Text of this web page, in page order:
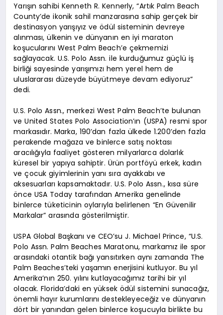
Yarışın sahibi Kenneth R. Kennerly, “Artık Palm Beach
County’de ikonik sahil manzarasına sahip gerçek bir
destinasyon yarışıyız ve ödül sisteminin devreye
alınması, ülkenin ve dünyanın en iyi maraton
koşucularını West Palm Beach’e çekmemizi
sağlayacak. U.S. Polo Assn. ile kurduğumuz güçlü iş
birliği sayesinde yarışımızı hem yerel hem de
uluslararası düzeyde büyütmeye devam ediyoruz”
dedi.
U.S. Polo Assn., merkezi West Palm Beach’te bulunan
ve United States Polo Association’ın (USPA) resmi spor
markasıdır. Marka, 190’dan fazla ülkede 1.200’den fazla
perakende mağaza ve binlerce satış noktası
aracılığıyla faaliyet gösteren milyarlarca dolarlık
küresel bir yapıya sahiptir. Ürün portföyü erkek, kadın
ve çocuk giyimlerinin yanı sıra ayakkabı ve
aksesuarları kapsamaktadır. U.S. Polo Assn., kısa süre
önce USA Today tarafından Amerika genelinde
binlerce tüketicinin oylarıyla belirlenen “En Güvenilir
Markalar” arasında gösterilmiştir.
USPA Global Başkanı ve CEO’su J. Michael Prince, “U.S.
Polo Assn. Palm Beaches Maratonu, markamız ile spor
arasındaki otantik bağı yansıtırken aynı zamanda The
Palm Beaches’teki yaşamın enerjisini kutluyor. Bu yıl
Amerika’nın 250. yılını kutlayacağımız tarihi bir yıl
olacak. Florida’daki en yüksek ödül sistemini sunacağız,
önemli hayır kurumlarını destekleyeceğiz ve dünyanın
dört bir yanından gelen binlerce koşucuyla birlikte bu